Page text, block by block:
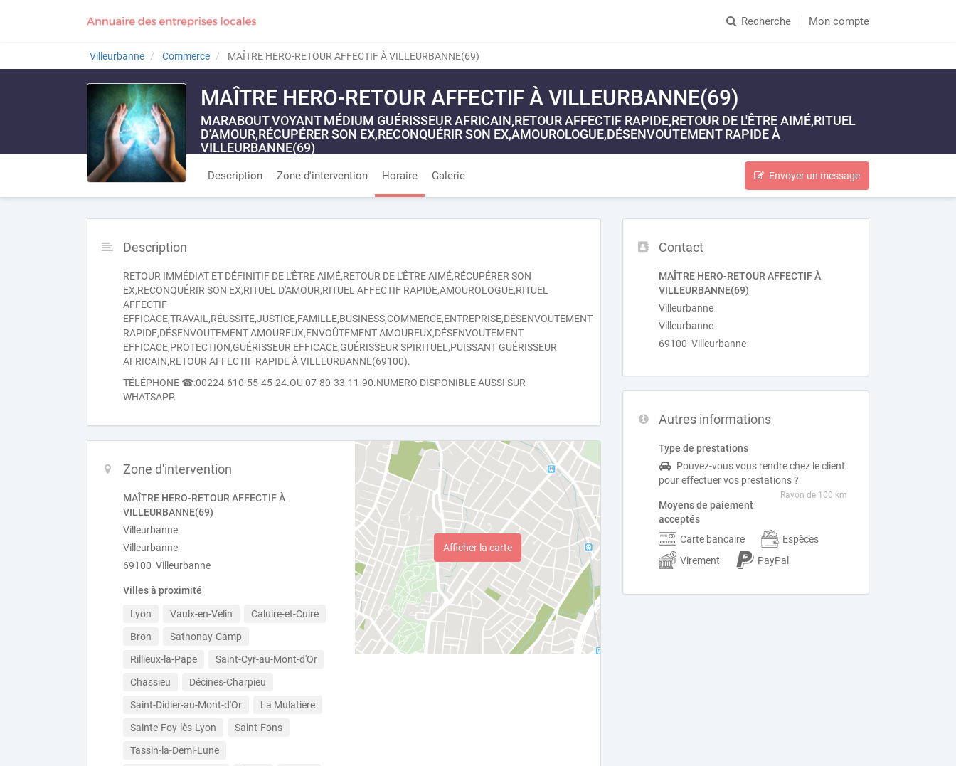
Recherche Mon compte
Villeurbanne Commerce MAÎTRE HERO-RETOUR AFFECTIF À VILLEURBANNE(69)
MAÎTRE HERO-RETOUR AFFECTIF À VILLEURBANNE(69)
MARABOUT VOYANT MÉDIUM GUÉRISSEUR AFRICAIN,RETOUR AFFECTIF RAPIDE,RETOUR DE L'ÊTRE AIMÉ,RITUEL
D'AMOUR,RÉCUPÉRER SON EX,RECONQUÉRIR SON EX,AMOUROLOGUE,DÉSENVOUTEMENT RAPIDE À
VILLEURBANNE(69)
Description Zone d'intervention Horaire Galerie Envoyer un message
Contact
MAÎTRE HERO-RETOUR AFFECTIF À
VILLEURBANNE(69)
Villeurbanne
Villeurbanne
69100 Villeurbanne
Autres informations
Type de prestations
Pouvez-vous vous rendre chez le client
pour effectuer vos prestations ?
Rayon de 100 km
Moyens de paiement
acceptés
Carte bancaire
Espèces
Virement
PayPal
Description
RETOUR IMMÉDIAT ET DÉFINITIF DE L'ÊTRE AIMÉ,RETOUR DE L'ÊTRE AIMÉ,RÉCUPÉRER SON
EX,RECONQUÉRIR SON EX,RITUEL D'AMOUR,RITUEL AFFECTIF RAPIDE,AMOUROLOGUE,RITUEL
AFFECTIF
EFFICACE,TRAVAIL,RÉUSSITE,JUSTICE,FAMILLE,BUSINESS,COMMERCE,ENTREPRISE,DÉSENVOUTEMENT
RAPIDE,DÉSENVOUTEMENT AMOUREUX,ENVOÛTEMENT AMOUREUX,DÉSENVOUTEMENT
EFFICACE,PROTECTION,GUÉRISSEUR EFFICACE,GUÉRISSEUR SPIRITUEL,PUISSANT GUÉRISSEUR
AFRICAIN,RETOUR AFFECTIF RAPIDE À VILLEURBANNE(69100).
TÉLÉPHONE ☎:00224-610-55-45-24.OU 07-80-33-11-90.NUMERO DISPONIBLE AUSSI SUR
WHATSAPP.
Zone d'intervention
MAÎTRE HERO-RETOUR AFFECTIF À
VILLEURBANNE(69)
Villeurbanne
Villeurbanne
69100 Villeurbanne
Villes à proximité
Lyon Vaulx-en-Velin
Caluire-et-Cuire
Bron
Sathonay-Camp
Rillieux-la-Pape
Saint-Cyr-au-Mont-d'Or
Chassieu
Décines-Charpieu
Saint-Didier-au-Mont-d'Or
La Mulatière
Sainte-Foy-lès-Lyon
Saint-Fons
Tassin-la-Demi-Lune
Afficher la carte